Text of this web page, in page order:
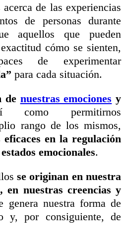
de las experiencias
de personas durante
aquellos que pueden
cómo se sienten,
de experimentar
para cada situación.
de nuestras emociones y
permitirnos
rango de los mismos,
eficaces en la regulación
emocionales.
se originan en nuestra
en nuestras creencias y
nuestra forma de
y, por consiguiente, de